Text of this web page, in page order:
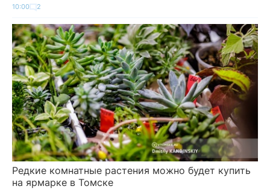
10:00 2
Редкие комнатные растения можно будет купить
на ярмарке в Томске